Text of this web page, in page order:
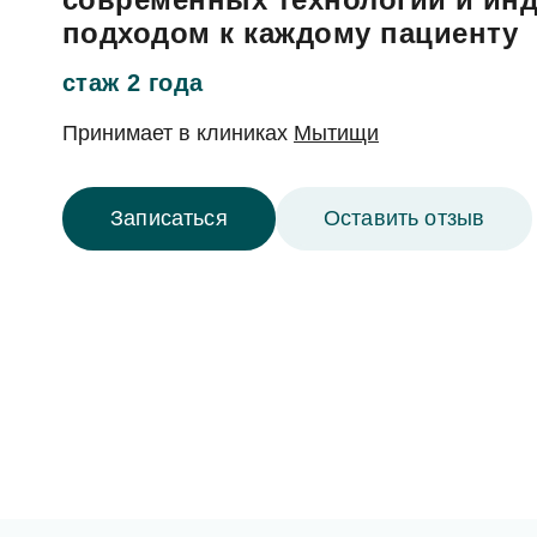
Ортопедия, протезирование: коронки,
Ортодонтия (исправление прикуса): брекеты,
Лечение десен (пародонтология)
Отбеливание зубов
Гигиена зубов детям и профилактика
подходом к каждому пациенту
стаж 2 года
Принимает в клиниках Мытищи
Записаться Оставить отзыв